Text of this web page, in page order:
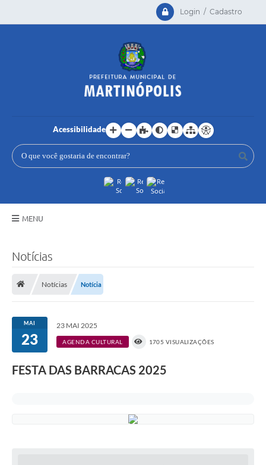
Login / Cadastro
Acessibilidade
MENU
Secretarias
Serviços Online
Notícias
Notícias Notícia
MAI
23
23 MAI 2025
AGENDA CULTURAL 1705 VISUALIZAÇÕES
FESTA DAS BARRACAS 2025